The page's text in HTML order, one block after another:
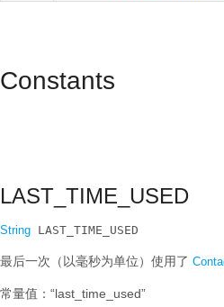
Constants
LAST_TIME_USED
String LAST_TIME_USED
最后一次（以毫秒为单位）使用了
常量值：“last_time_used”